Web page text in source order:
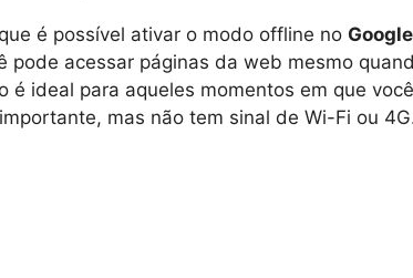
é possível ativar o modo offline no
pode acessar páginas da web mesmo
é ideal para aqueles momentos em que
mas não tem sinal de Wi-Fi ou